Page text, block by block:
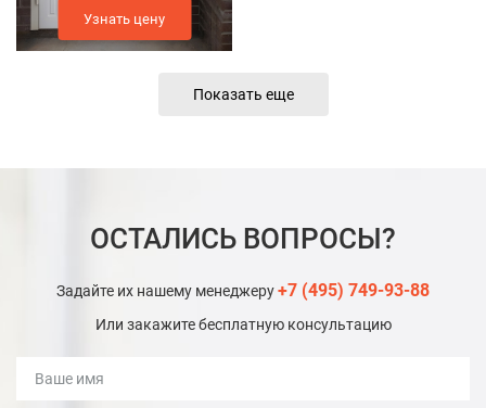
Узнать цену
Показать еще
ОСТАЛИСЬ ВОПРОСЫ?
Задайте их нашему менеджеру+7 (495) 749-93-88
Или закажите бесплатную консультацию